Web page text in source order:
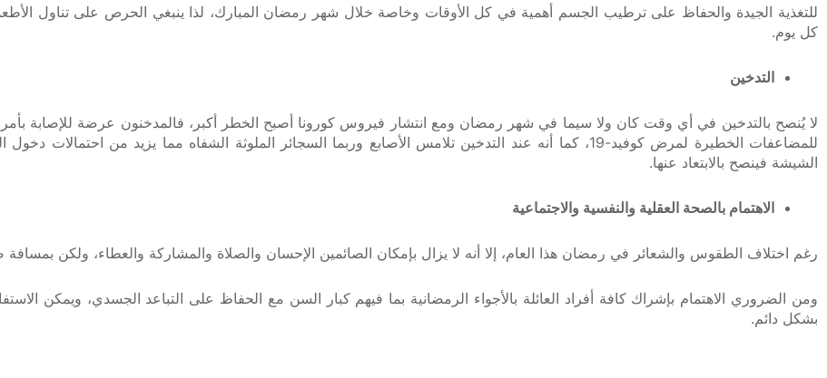
للتغذية الجيدة والحفاظ على ترطيب الجسم أهمية في كل الأوقات وخاصة خلال شهر رمضان المبارك، لذا ينبغي الحرص على تناول
كل يوم.
التدخين
لا يُنصح بالتدخين في أي وقت كان ولا سيما في شهر رمضان ومع انتشار فيروس كورونا أصبح الخطر أكبر، فالمدخنون عرضة للإصابة
للمضاعفات الخطيرة لمرض كوفيد-19، كما أنه عند التدخين تلامس الأصابع وربما السجائر الملوثة الشفاه مما يزيد من
الشيشة فينصح بالابتعاد عنها.
الاهتمام بالصحة العقلية والنفسية والاجتماعية
رغم اختلاف الطقوس والشعائر في رمضان هذا العام، إلا أنه لا يزال بإمكان الصائمين الإحسان والصلاة والمشاركة والعطاء، ولكن
ومن الضروري الاهتمام بإشراك كافة أفراد العائلة بالأجواء الرمضانية بما فيهم كبار السن مع الحفاظ على التباعد الجسدي، ويمكن
بشكل دائم.